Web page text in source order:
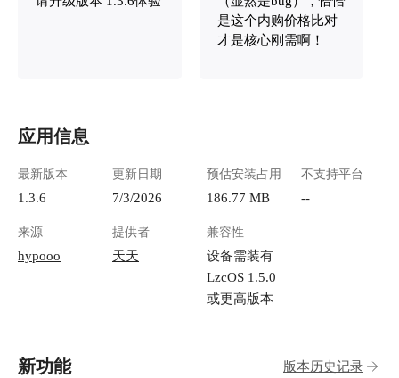
是这个内购价格比对
才是核心刚需啊！
应用信息
最新版本
1.3.6
更新日期
7/3/2026
预估安装占用
186.77 MB
不支持平台
--
来源
hypooo
提供者
天天
兼容性
设备需装有
LzcOS 1.5.0
或更高版本
新功能 版本历史记录